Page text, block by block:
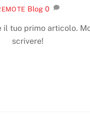
Blog 0
il tuo primo articolo.
scrivere!